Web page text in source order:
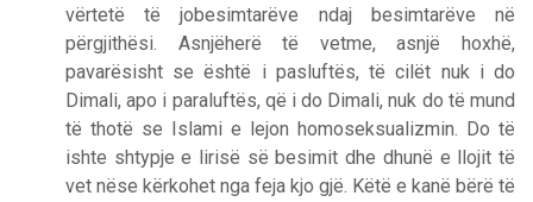
vërtetë të jobesimtarëve ndaj besimtarëve në
përgjithësi. Asnjëherë të vetme, asnjë hoxhë,
pavarësisht se është i pasluftës, të cilët nuk i do
Dimali, apo i paraluftës, që i do Dimali, nuk do të mund
të thotë se Islami e lejon homoseksualizmin. Do të
ishte shtypje e lirisë së besimit dhe dhunë e llojit të
vet nëse kërkohet nga feja kjo gjë. Këtë e kanë bërë të